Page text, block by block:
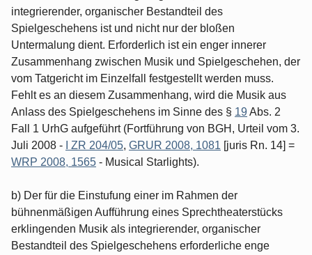
integrierender, organischer Bestandteil des
Spielgeschehens ist und nicht nur der bloßen
Untermalung dient. Erforderlich ist ein enger innerer
Zusammenhang zwischen Musik und Spielgeschehen, der
vom Tatgericht im Einzelfall festgestellt werden muss.
Fehlt es an diesem Zusammenhang, wird die Musik aus
Anlass des Spielgeschehens im Sinne des § 19Abs. 2
Fall 1 UrhG aufgeführt (Fortführung von BGH, Urteil vom 3.
Juli 2008 -
I ZR 204/05, GRUR 2008, 1081 [juris Rn. 14] =
WRP 2008, 1565 - Musical Starlights).
b) Der für die Einstufung einer im Rahmen der
bühnenmäßigen Aufführung eines Sprechtheaterstücks
erklingenden Musik als integrierender, organischer
Bestandteil des Spielgeschehens erforderliche enge